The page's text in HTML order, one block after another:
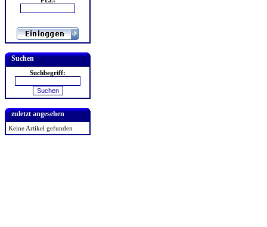
Suchen
Suchbegriff:
zuletzt angesehen
Keine Artikel gefunden